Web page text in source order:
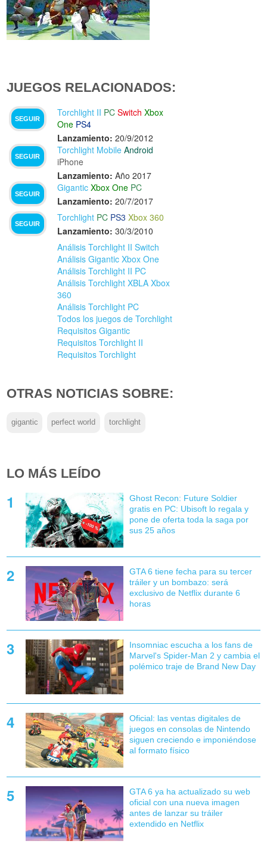
JUEGOS RELACIONADOS:
SEGUIR
Torchlight II PC Switch Xbox
One PS4
Lanzamiento: 20/9/2012
SEGUIR
Torchlight Mobile Android
iPhone
Lanzamiento: Año 2017
SEGUIR
Gigantic Xbox One PC
Lanzamiento: 20/7/2017
SEGUIR
Torchlight PC PS3 Xbox 360
Lanzamiento: 30/3/2010
Análisis Torchlight II Switch
Análisis Gigantic Xbox One
Análisis Torchlight II PC
Análisis Torchlight XBLA Xbox
360
Análisis Torchlight PC
Todos los juegos de Torchlight
Requisitos Gigantic
Requisitos Torchlight II
Requisitos Torchlight
OTRAS NOTICIAS SOBRE:
gigantic perfect world torchlight
LO MÁS LEÍDO
Ghost Recon: Future Soldier
gratis en PC: Ubisoft lo regala y
pone de oferta toda la saga por
sus 25 años
GTA 6 tiene fecha para su tercer
tráiler y un bombazo: será
exclusivo de Netflix durante 6
horas
Insomniac escucha a los fans de
Marvel's Spider-Man 2 y cambia el
polémico traje de Brand New Day
Oficial: las ventas digitales de
juegos en consolas de Nintendo
siguen creciendo e imponiéndose
al formato físico
GTA 6 ya ha actualizado su web
oficial con una nueva imagen
antes de lanzar su tráiler
extendido en Netflix